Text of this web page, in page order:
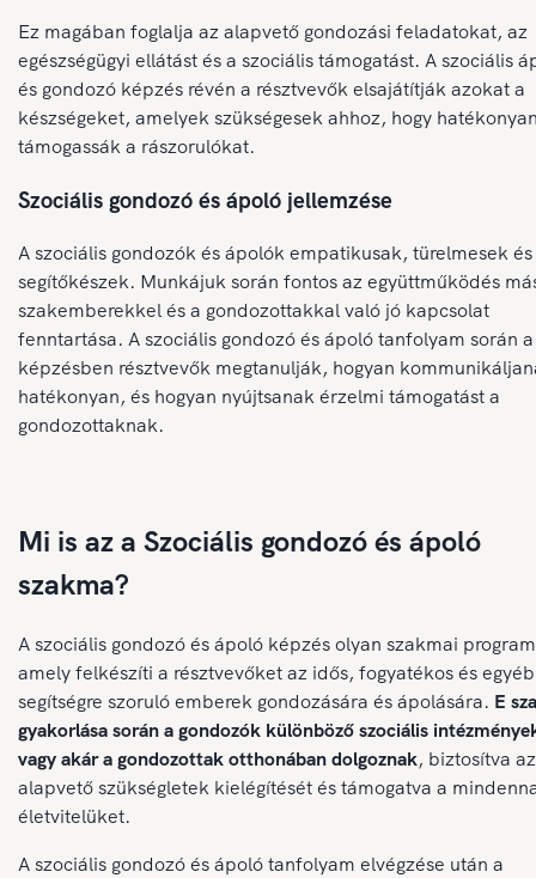
Ez magában foglalja az alapvető gondozási feladatokat, az
egészségügyi ellátást és a szociális támogatást. A szociális
és gondozó képzés révén a résztvevők elsajátítják azokat a
készségeket, amelyek szükségesek ahhoz, hogy
támogassák a rászorulókat.
Szociális gondozó és ápoló jellemzése
A szociális gondozók és ápolók empatikusak, türelmesek és
segítőkészek. Munkájuk során fontos az együttműködés
szakemberekkel és a gondozottakkal való jó kapcsolat
fenntartása. A szociális gondozó és ápoló tanfolyam során a
képzésben résztvevők megtanulják, hogyan
hatékonyan, és hogyan nyújtsanak érzelmi támogatást a
gondozottaknak.
Mi is az a Szociális gondozó és ápoló
szakma?
A szociális gondozó és ápoló képzés olyan szakmai
amely felkészíti a résztvevőket az idős, fogyatékos és egyéb
segítségre szoruló emberek gondozására és ápolására. E
gyakorlása során a gondozók különböző szociális
vagy akár a gondozottak otthonában dolgoznak, biztosítva az
alapvető szükségletek kielégítését és támogatva a
életvitelüket.
A szociális gondozó és ápoló tanfolyam elvégzése után a